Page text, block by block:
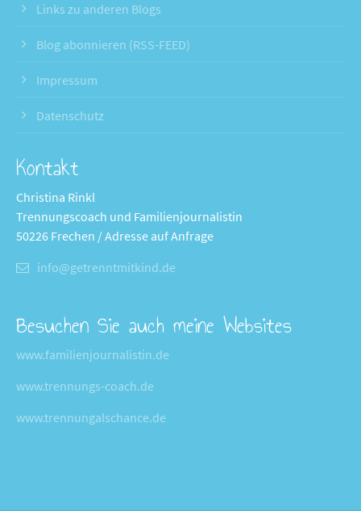
Links zu anderen Blogs
Blog abonnieren (RSS-FEED)
Impressum
Datenschutz
Kontakt
Christina Rinkl
Trennungscoach und Familienjournalistin
50226 Frechen / Adresse auf Anfrage
info@getrenntmitkind.de
Besuchen Sie auch meine Websites
www.familienjournalistin.de
www.trennungs-coach.de
www.trennungalschance.de